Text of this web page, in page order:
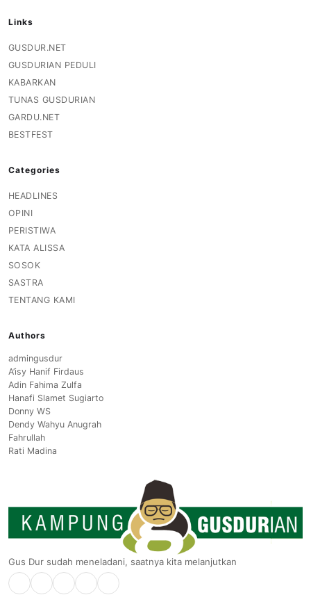
Links
GUSDUR.NET
GUSDURIAN PEDULI
KABARKAN
TUNAS GUSDURIAN
GARDU.NET
BESTFEST
Categories
HEADLINES
OPINI
PERISTIWA
KATA ALISSA
SOSOK
SASTRA
TENTANG KAMI
Authors
admingusdur
A’isy Hanif Firdaus
Adin Fahima Zulfa
Hanafi Slamet Sugiarto
Donny WS
Dendy Wahyu Anugrah
Fahrullah
Rati Madina
Gus Dur sudah meneladani, saatnya kita melanjutkan